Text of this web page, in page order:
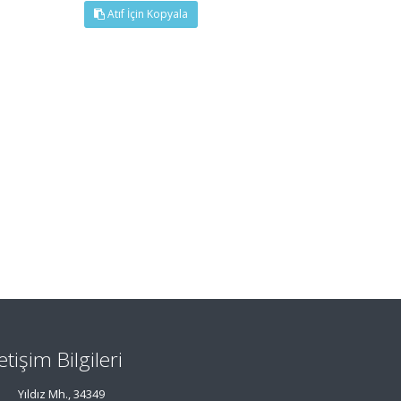
Atıf İçin Kopyala
Bilgileri
Yıldız Mh., 34349